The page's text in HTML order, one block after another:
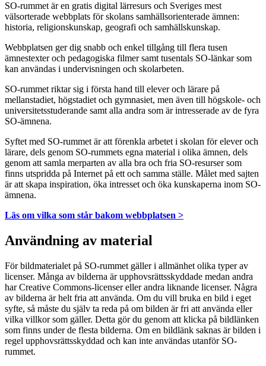
SO-rummet är en gratis digital lärresurs och Sveriges mest
välsorterade webbplats för skolans samhällsorienterade ämnen:
historia, religionskunskap, geografi och samhällskunskap.
Webbplatsen ger dig snabb och enkel tillgång till flera tusen
ämnestexter och pedagogiska filmer samt tusentals SO-länkar som
kan användas i undervisningen och skolarbeten.
SO-rummet riktar sig i första hand till elever och lärare på
mellanstadiet, högstadiet och gymnasiet, men även till högskole- och
universitetsstuderande samt alla andra som är intresserade av de fyra
SO-ämnena.
Syftet med SO-rummet är att förenkla arbetet i skolan för elever och
lärare, dels genom SO-rummets egna material i olika ämnen, dels
genom att samla merparten av alla bra och fria SO-resurser som
finns utspridda på Internet på ett och samma ställe. Målet med sajten
är att skapa inspiration, öka intresset och öka kunskaperna inom SO-
ämnena.
Läs om vilka som står bakom webbplatsen >
Användning av material
För bildmaterialet på SO-rummet gäller i allmänhet olika typer av
licenser. Många av bilderna är upphovsrättsskyddade medan andra
har Creative Commons-licenser eller andra liknande licenser. Några
av bilderna är helt fria att använda. Om du vill bruka en bild i eget
syfte, så måste du själv ta reda på om bilden är fri att använda eller
vilka villkor som gäller. Detta gör du genom att klicka på bildlänken
som finns under de flesta bilderna. Om en bildlänk saknas är bilden i
regel upphovsrättsskyddad och kan inte användas utanför SO-
rummet.